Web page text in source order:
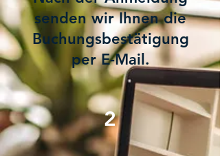
senden wir Ihnen die
Buchungsbestätigung
per E-Mail.
2